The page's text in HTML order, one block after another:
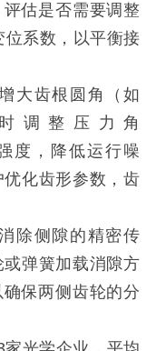
估是否需要调整
系数，以平衡接
大齿根圆角（如
时调整压力角
度，降低运行噪
化齿形参数，齿
除侧隙的精密传
弹簧加载消隙方
保两侧齿轮的分